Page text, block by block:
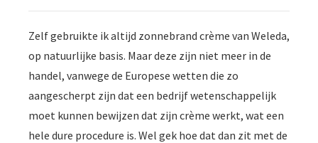
Zelf gebruikte ik altijd zonnebrand crème van Weleda,
op natuurlijke basis. Maar deze zijn niet meer in de
handel, vanwege de Europese wetten die zo
aangescherpt zijn dat een bedrijf wetenschappelijk
moet kunnen bewijzen dat zijn crème werkt, wat een
hele dure procedure is. Wel gek hoe dat dan zit met de